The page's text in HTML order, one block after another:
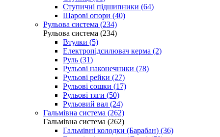
Ступичні підшипники (64)
Шарові опори (40)
Рульова система (234)
Рульова система (234)
Втулки (5)
Електропідсилювач керма (2)
Руль (31)
Рульові наконечники (78)
Рульові рейки (27)
Рульові сошки (17)
Рульові тяги (50)
Рульовий вал (24)
Гальмівна система (262)
Гальмівна система (262)
Гальмівні колодки (Барабан) (36)